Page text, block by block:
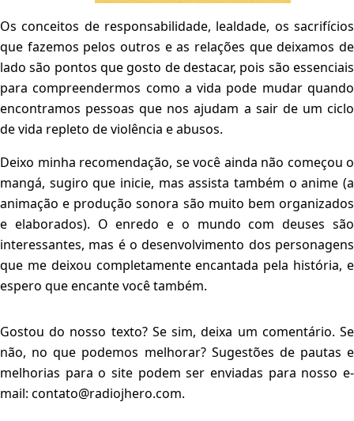
Os conceitos de responsabilidade, lealdade, os sacrifícios
que fazemos pelos outros e as relações que deixamos de
lado são pontos que gosto de destacar, pois são essenciais
para compreendermos como a vida pode mudar quando
encontramos pessoas que nos ajudam a sair de um ciclo
de vida repleto de violência e abusos.
Deixo minha recomendação, se você ainda não começou o
mangá, sugiro que inicie, mas assista também o anime (a
animação e produção sonora são muito bem organizados
e elaborados). O enredo e o mundo com deuses são
interessantes, mas é o desenvolvimento dos personagens
que me deixou completamente encantada pela história, e
espero que encante você também.
Gostou do nosso texto? Se sim, deixa um comentário. Se
não, no que podemos melhorar? Sugestões de pautas e
melhorias para o site podem ser enviadas para nosso e-
mail: contato@radiojhero.com.